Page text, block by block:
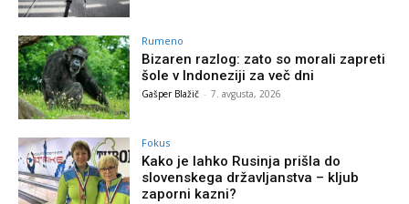
Rumeno
Bizaren razlog: zato so morali zapreti
šole v Indoneziji za več dni
Gašper Blažič - 7. avgusta, 2026
Fokus
Kako je lahko Rusinja prišla do
slovenskega državljanstva – kljub
zaporni kazni?